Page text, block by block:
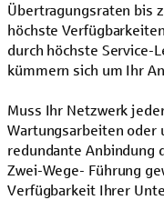
Übertragungsraten bis
höchste
durch höchste Service-
kümmern sich um Ihr
Muss Ihr Netzwerk
Wartungsarbeiten oder
redundante Anbindung
Zwei-Wege- Führung
Verfügbarkeit Ihrer